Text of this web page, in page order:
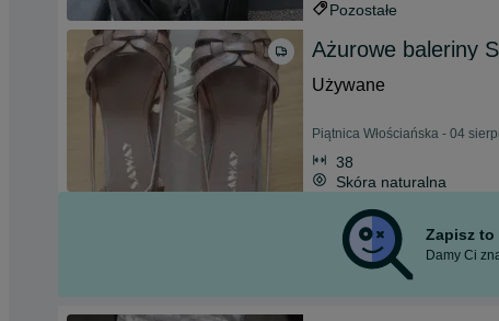
Pozostałe
Ażurowe baleriny
Używane
Piątnica Włościańska - 04
38
Skóra naturalna
Zapisz to
Damy Ci